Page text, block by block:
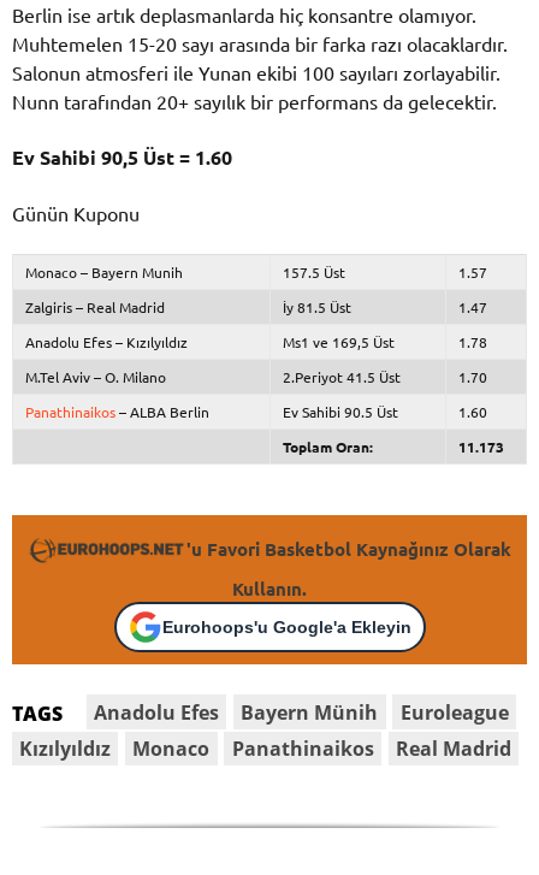
Berlin ise artık deplasmanlarda hiç konsantre olamıyor.
Muhtemelen 15-20 sayı arasında bir farka razı olacaklardır.
Salonun atmosferi ile Yunan ekibi 100 sayıları zorlayabilir.
Nunn tarafından 20+ sayılık bir performans da gelecektir.
Ev Sahibi 90,5 Üst = 1.60
Günün Kuponu
Monaco – Bayern Munih 157.5 Üst
1.57
Zalgiris – Real Madrid
İy 81.5 Üst
1.47
Anadolu Efes – Kızılyıldız
Ms1 ve 169,5 Üst
1.78
M.Tel Aviv – O. Milano
2.Periyot 41.5 Üst
1.70
Panathinaikos– ALBA Berlin Ev Sahibi 90.5 Üst
1.60
Toplam Oran:
11.173
'u Favori Basketbol Kaynağınız Olarak
Kullanın.
Eurohoops'u Google'a Ekleyin
TAGS Anadolu Efes Bayern Münih
Euroleague
Kızılyıldız
Monaco Panathinaikos Real Madrid